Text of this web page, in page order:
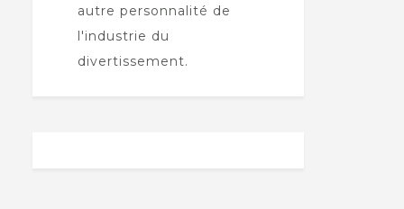
autre personnalité de
l'industrie du
divertissement.